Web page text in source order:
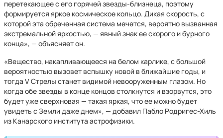
перетекающее с его горячей звезды-близнеца, поэтому
формируется яркое космическое кольцо. Дикая скорость, с
которой эта обреченная система мечется, вероятно вызванная
экстремальной яркостью, — явный знак ее скорого и бурного
конца», — объясняет он.
«Вещество, накапливающееся на белом карлике, с большой
вероятностью вызовет вспышку новой в ближайшие годы, и
тогда V Стрелы станет видимой невооруженным глазом. Но
когда обе звезды в конце концов столкнутся и взорвутся, это
будет уже сверхновая — такая яркая, что ее можно будет
увидеть с Земли даже днем», — добавил Пабло Родригес-Хиль
из Канарского института астрофизики.